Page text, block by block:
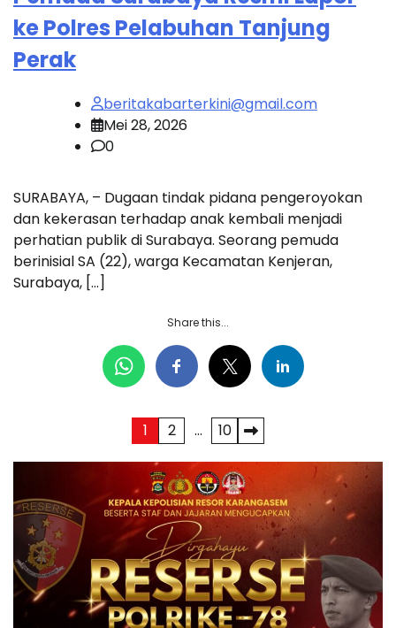
ke Polres Pelabuhan Tanjung
Perak
beritakabarterkini@gmail.com
Mei 28, 2026
0
SURABAYA, – Dugaan tindak pidana pengeroyokan
dan kekerasan terhadap anak kembali menjadi
perhatian publik di Surabaya. Seorang pemuda
berinisial SA (22), warga Kecamatan Kenjeran,
Surabaya, […]
Share this...
pos
1 2 … 10